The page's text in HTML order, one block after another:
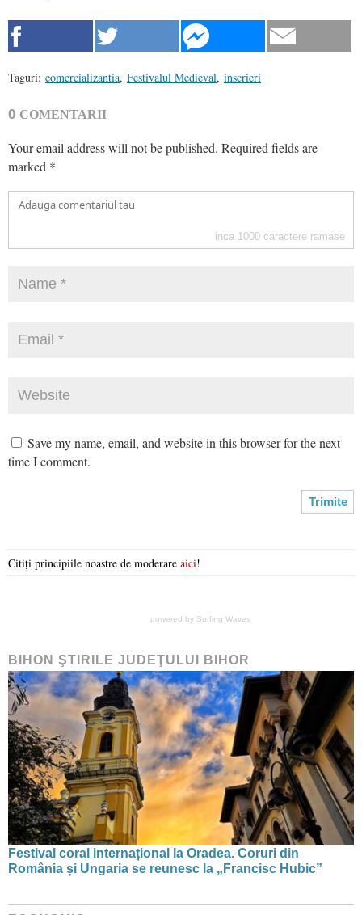
Taguri: comercializantia, Festivalul Medieval, inscrieri
0 COMENTARII
Your email address will not be published. Required fields are
marked *
inca 1000 caractere ramase
Save my name, email, and website in this browser for the next
time I comment.
Citiți principiile noastre de moderare aici!
powered by Surfing Waves
BIHON ŞTIRILE JUDEŢULUI BIHOR
Festival coral internațional la Oradea. Coruri din
România și Ungaria se reunesc la „Francisc Hubic”